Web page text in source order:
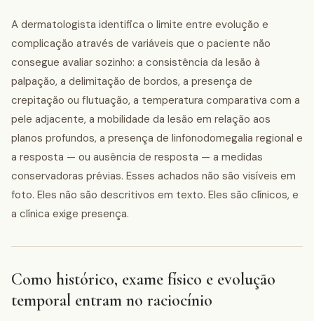
A dermatologista identifica o limite entre evolução e
complicação através de variáveis que o paciente não
consegue avaliar sozinho: a consistência da lesão à
palpação, a delimitação de bordos, a presença de
crepitação ou flutuação, a temperatura comparativa com a
pele adjacente, a mobilidade da lesão em relação aos
planos profundos, a presença de linfonodomegalia regional e
a resposta — ou ausência de resposta — a medidas
conservadoras prévias. Esses achados não são visíveis em
foto. Eles não são descritivos em texto. Eles são clínicos, e
a clínica exige presença.
Como histórico, exame físico e evolução
temporal entram no raciocínio